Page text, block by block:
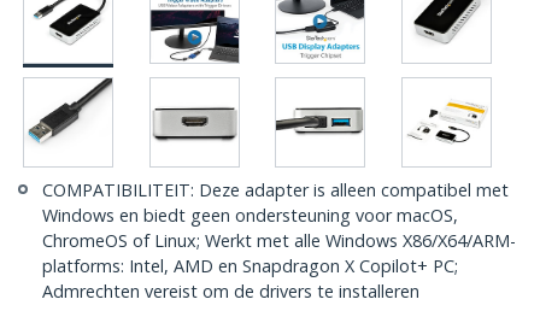
COMPATIBILITEIT: Deze adapter is alleen compatibel met
Windows en biedt geen ondersteuning voor macOS,
ChromeOS of Linux; Werkt met alle Windows X86/X64/ARM-
platforms: Intel, AMD en Snapdragon X Copilot+ PC;
Admrechten vereist om de drivers te installeren